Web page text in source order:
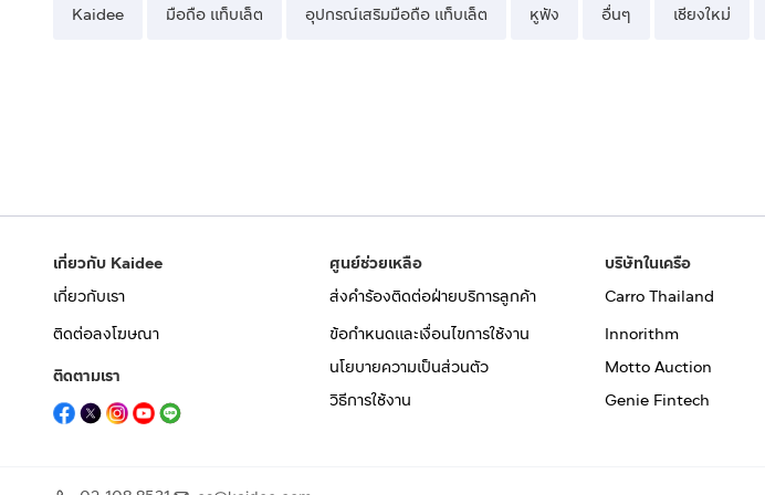
Kaidee มือถือ แท็บเล็ต อุปกรณ์เสริมมือถือ แท็บเล็ต หูฟัง อื่นๆ เชียงใหม่
เกี่ยวกับ Kaidee
เกี่ยวกับเรา
ติดต่อลงโฆษณา
ติดตามเรา
ศูนย์ช่วยเหลือ
ส่งคำร้องติดต่อฝ่ายบริการลูกค้า
ข้อกำหนดและเงื่อนไขการใช้งาน
นโยบายความเป็นส่วนตัว
วิธีการใช้งาน
บริษัทในเครือ
Carro Thailand
Innorithm
Motto Auction
Genie Fintech